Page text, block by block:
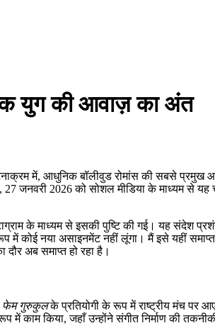
एक युग की आवाज़ का अंत
में, आधुनिक बॉलीवुड रोमांस की सबसे प्रमुख
जनवरी 2026 को सोशल मीडिया के माध्यम से
के माध्यम से इसकी पुष्टि की गई। यह संदेश
कोई नया असाइनमेंट नहीं लूंगा। मैं इसे यहीं
अब समाप्त हो रहा है।
फेम गुरुकुलके प्रतियोगी के रूप में राष्ट्रीय मंच पर
काम किया, जहाँ उन्होंने संगीत निर्माण की